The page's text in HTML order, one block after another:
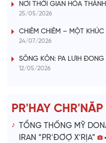
NƠI THỜI GIAN HÓA
25/05/2026
CHIÊM CHIÊM – MỘT
24/07/2026
SÔNG KÔN: PA LƯIH ĐONG
12/05/2026
PR'HAY
TỔNG THỐNG MỸ
IRAN “PR’ĐƠỢ X’RỊA”